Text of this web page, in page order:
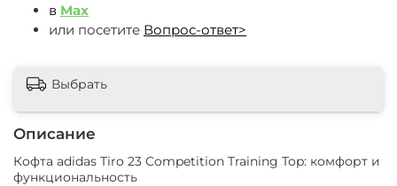
в Max
или посетите Вопрос-ответ>
Описание
Кофта adidas Tiro 23 Competition Training Top: комфорт и
функциональность
Выбрать